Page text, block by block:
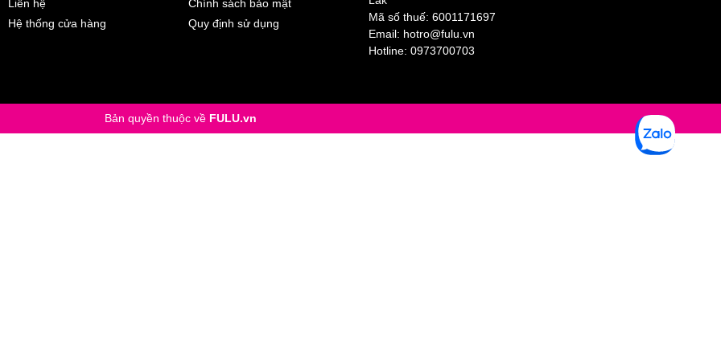
S và L. Với thiết kế bằng nhựa cong, bạn chỉ việc kẹp lên phần sát mí mắt và giữ nguyên trong vòng 5 đến 10 phút, Sau đó gỡ
Liên hệ
Hệ thống cửa hàng
Chính sách bảo mật
Quy định sử dụng
Mã số thuế: 6001171697
Email: hotro@fulu.vn
Hotline: 0973700703
Bản quyền thuộc về FULU.vn